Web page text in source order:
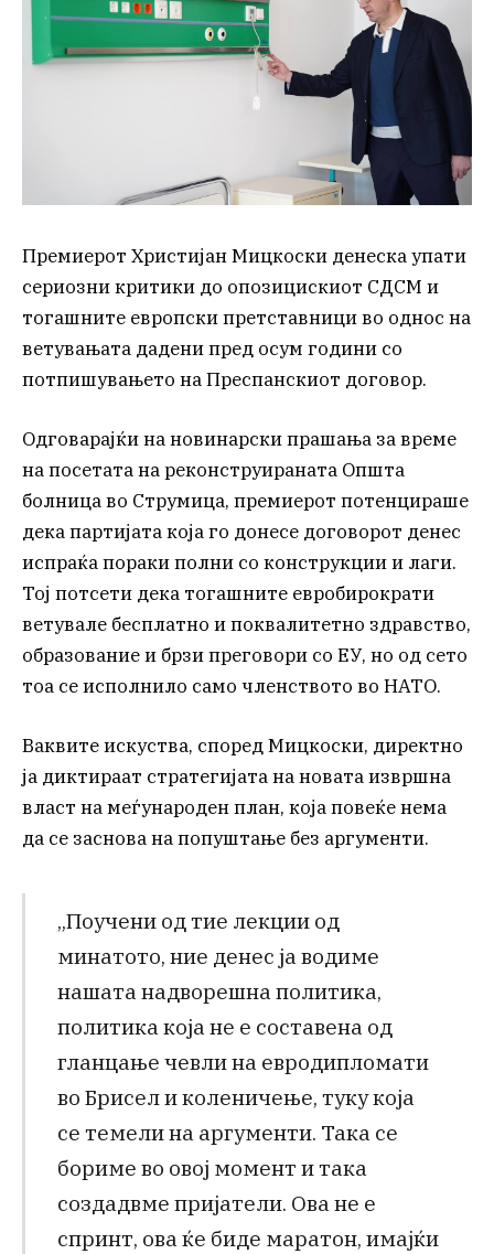
Премиерот Христијан Мицкоски денеска упати
сериозни критики до опозицискиот СДСМ и
тогашните европски претставници во однос на
ветувањата дадени пред осум години со
потпишувањето на Преспанскиот договор.
Одговарајќи на новинарски прашања за време
на посетата на реконструираната Општа
болница во Струмица, премиерот потенцираше
дека партијата која го донесе договорот денес
испраќа пораки полни со конструкции и лаги.
Тој потсети дека тогашните евробирократи
ветувале бесплатно и поквалитетно здравство,
образование и брзи преговори со ЕУ, но од сето
тоа се исполнило само членството во НАТО.
Ваквите искуства, според Мицкоски, директно
ја диктираат стратегијата на новата извршна
власт на меѓународен план, која повеќе нема
да се заснова на попуштање без аргументи.
„Поучени од тие лекции од
минатото, ние денес ја водиме
нашата надворешна политика,
политика која не е составена од
гланцање чевли на евродипломати
во Брисел и коленичење, туку која
се темели на аргументи. Така се
бориме во овој момент и така
создадвме пријатели. Ова не е
спринт, ова ќе биде маратон, имајќи